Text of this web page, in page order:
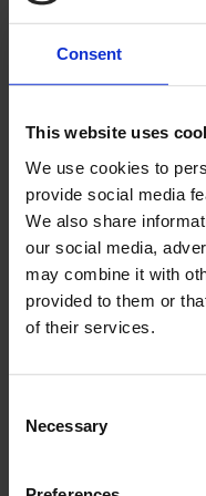
Consent
This website uses
We use cookies to
provide social media
We also share
our social media,
may combine it with
provided to them or
of their services.
Necessary
60052rshskf
79
2-5
KÖP